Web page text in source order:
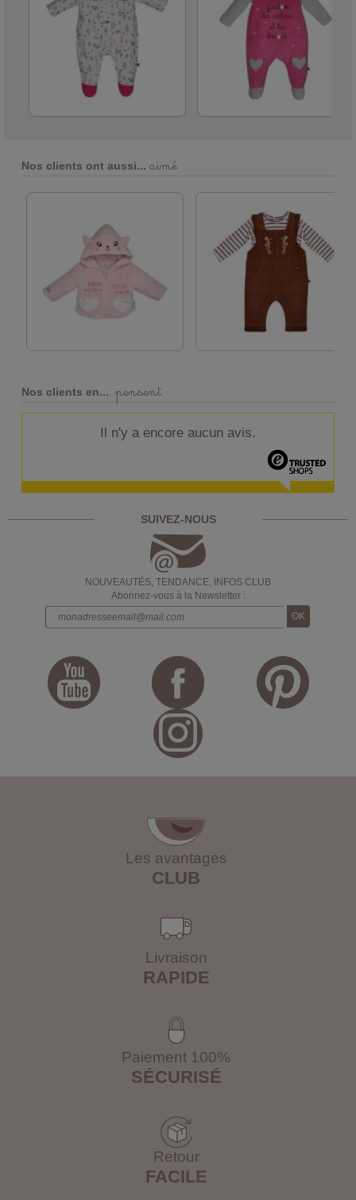
Nos clients ont aussi... aimé
Nos clients en... pensent
Il n'y a encore aucun avis.
SUIVEZ-NOUS
NOUVEAUTÉS, TENDANCE, INFOS CLUB
Abonnez-vous à la Newsletter :
Les avantages
CLUB
Livraison
RAPIDE
Paiement 100%
SÉCURISÉ
Retour
FACILE